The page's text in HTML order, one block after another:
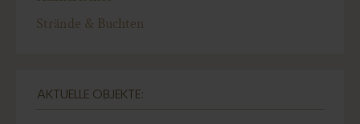
Strände & Buchten
AKTUELLE OBJEKTE: